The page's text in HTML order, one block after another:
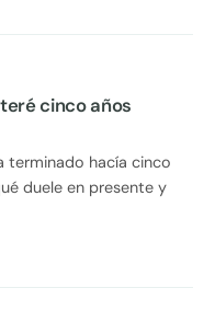
cinco años
terminado hacía cinco
duele en presente y